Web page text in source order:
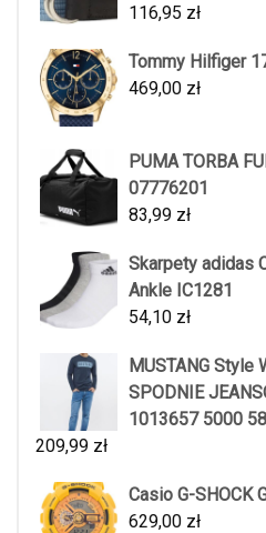
116,95 zł
Tommy Hilfiger
469,00 zł
PUMA TORBA
07776201
83,99 zł
Skarpety adidas
Ankle IC1281
54,10 zł
MUSTANG Style
SPODNIE
1013657 5000
209,99 zł
Casio G-SHOCK
629,00 zł